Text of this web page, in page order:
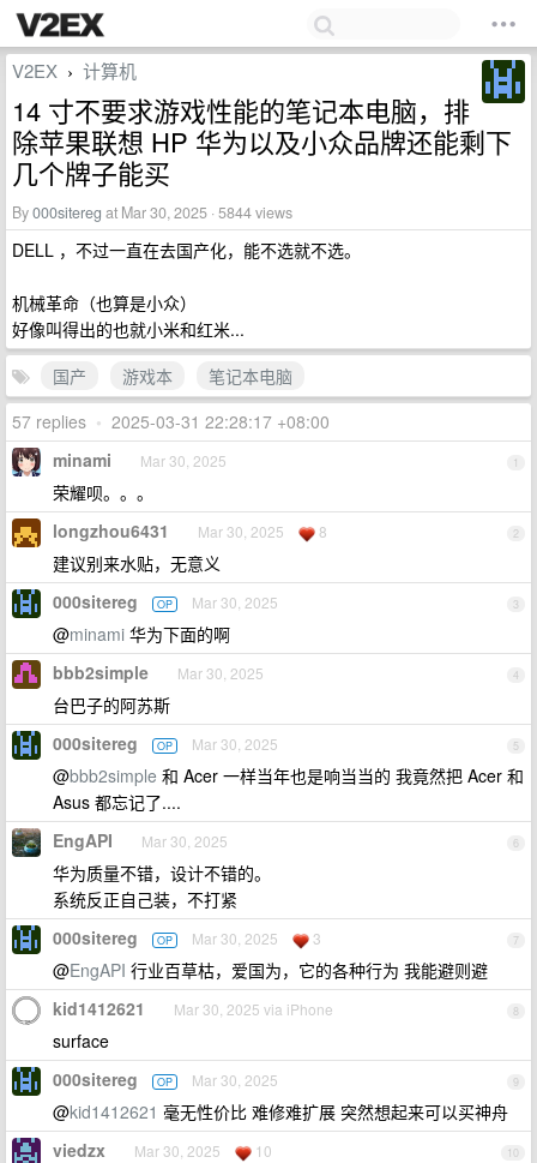
V2EX › 计算机
14 寸不要求游戏性能的笔记本电脑，排
除苹果联想 HP 华为以及小众品牌还能剩下
几个牌子能买
By000sitereg at Mar 30, 2025 · 5844 views
DELL ，不过一直在去国产化，能不选就不选。
机械革命（也算是小众）
好像叫得出的也就小米和红米...
国产
游戏本
笔记本电脑
57 replies • 2025-03-31 22:28:17 +08:00
1
minami Mar 30, 2025
荣耀呗。。。
2
longzhou6431 Mar 30, 2025 8
建议别来水贴，无意义
3
000sitereg OP Mar 30, 2025
@minami 华为下面的啊
4
bbb2simple Mar 30, 2025
台巴子的阿苏斯
5
000sitereg OP Mar 30, 2025
@bbb2simple 和 Acer 一样当年也是响当当的 我竟然把 Acer 和
Asus 都忘记了....
6
EngAPI Mar 30, 2025
华为质量不错，设计不错的。
系统反正自己装，不打紧
7
000sitereg OP Mar 30, 2025 3
@EngAPI 行业百草枯，爱国为，它的各种行为 我能避则避
8
kid1412621 Mar 30, 2025 via iPhone
surface
9
000sitereg OP Mar 30, 2025
@kid1412621 毫无性价比 难修难扩展 突然想起来可以买神舟
10
viedzx Mar 30, 2025 10